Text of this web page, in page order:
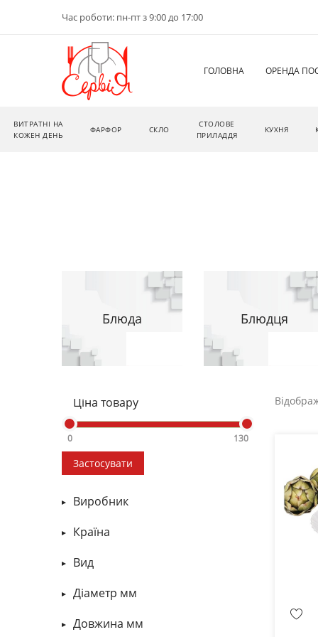
Час роботи: пн-пт з 9:00 до 17:00
ГОЛОВНА ОРЕНДА
ВИТРАТНІ НА
КОЖЕН ДЕНЬ
ФАРФОР СКЛО
СТОЛОВЕ
ПРИЛАДДЯ
КУХНЯ
Блюда Блюдця
Ціна товару
0 130
Застосувати
Виробник
Країна
Вид
Діаметр мм
Довжина мм